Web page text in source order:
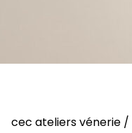
cec ateliers vénerie /